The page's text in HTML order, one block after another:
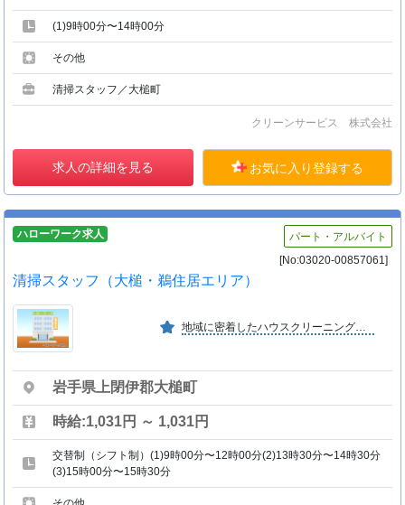
(1)9時00分〜14時00分
その他
清掃スタッフ／大槌町
クリーンサービス 株式会社
求人の詳細を見る お気に入り登録する
ハローワーク求人
パート・アルバイト
[No:03020-00857061]
清掃スタッフ（大槌・鵜住居エリア）
地域に密着したハウスクリーニング及びレンタル事業で、お客様に必要とされる会社を目指しています。
岩手県上閉伊郡大槌町
時給:1,031円 ～ 1,031円
交替制（シフト制）(1)9時00分〜12時00分(2)13時30分〜14時30分
(3)15時00分〜15時30分